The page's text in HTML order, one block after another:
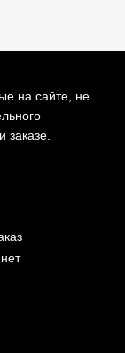
на сайте, не
заказе.